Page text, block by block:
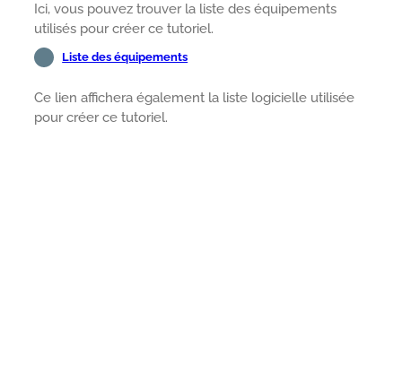
Ici, vous pouvez trouver la liste des équipements
utilisés pour créer ce tutoriel.
Liste des équipements
Ce lien affichera également la liste logicielle utilisée
pour créer ce tutoriel.